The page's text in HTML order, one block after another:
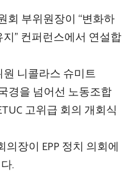
회 부위원장이 “변화하
” 컨퍼런스에서 연설합
니콜라스 슈미트
경을 넘어선 노동조합
고위급 회의 개회식
의장이 EPP 정치 의회에
.